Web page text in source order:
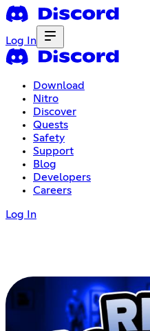
Log In
Download
Nitro
Discover
Quests
Safety
Support
Blog
Developers
Careers
Log In